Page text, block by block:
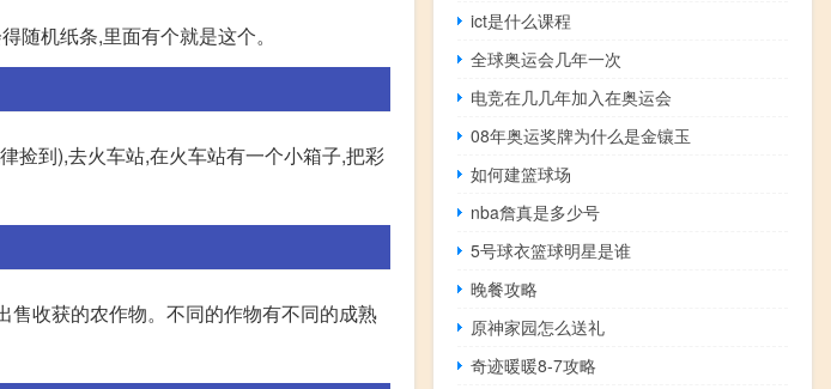
随机纸条,里面有个就是这个。
捡到),去火车站,在火车站有一个小箱子,把彩
售收获的农作物。不同的作物有不同的成熟
ict是什么课程
全球奥运会几年一次
电竞在几几年加入在奥运会
08年奥运奖牌为什么是金镶玉
如何建篮球场
nba詹真是多少号
5号球衣篮球明星是谁
晚餐攻略
原神家园怎么送礼
奇迹暖暖8-7攻略